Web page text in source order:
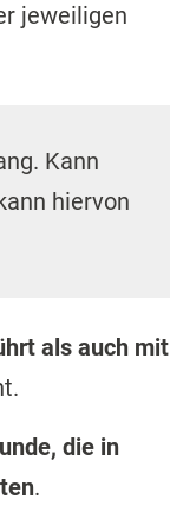
jeweiligen
Kann
hiervon
als auch mit
die in
.